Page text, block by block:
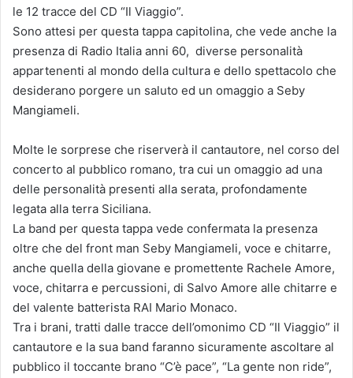
le 12 tracce del CD “Il Viaggio”.
Sono attesi per questa tappa capitolina, che vede anche la
presenza di Radio Italia anni 60, diverse personalità
appartenenti al mondo della cultura e dello spettacolo che
desiderano porgere un saluto ed un omaggio a Seby
Mangiameli.
Molte le sorprese che riserverà il cantautore, nel corso del
concerto al pubblico romano, tra cui un omaggio ad una
delle personalità presenti alla serata, profondamente
legata alla terra Siciliana.
La band per questa tappa vede confermata la presenza
oltre che del front man Seby Mangiameli, voce e chitarre,
anche quella della giovane e promettente Rachele Amore,
voce, chitarra e percussioni, di Salvo Amore alle chitarre e
del valente batterista RAI Mario Monaco.
Tra i brani, tratti dalle tracce dell’omonimo CD “Il Viaggio” il
cantautore e la sua band faranno sicuramente ascoltare al
pubblico il toccante brano “C’è pace”, “La gente non ride”,